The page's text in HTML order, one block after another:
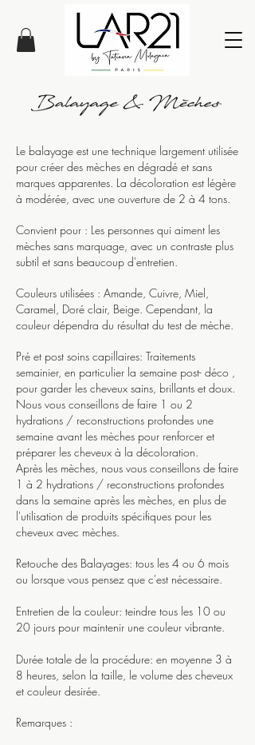
Le balayage est une technique largement utilisée
pour créer des mèches en dégradé et sans
marques apparentes. La décoloration est légère
à modérée, avec une ouverture de 2 à 4 tons.
Convient pour : Les personnes qui aiment les
mèches sans marquage, avec un contraste plus
subtil et sans beaucoup d'entretien.
Couleurs utilisées : Amande, Cuivre, Miel,
Caramel, Doré clair, Beige. Cependant, la
couleur dépendra du résultat du test de mèche.
Pré et post soins capillaires: Traitements
semainier, en particulier la semaine post- déco ,
pour garder les cheveux sains, brillants et doux.
Nous vous conseillons de faire 1 ou 2
hydrations / reconstructions profondes une
semaine avant les mèches pour renforcer et
préparer les cheveux à la décoloration.
Après les mèches, nous vous conseillons de faire
1 à 2 hydrations / reconstructions profondes
dans la semaine après les mèches, en plus de
l'utilisation de produits spécifiques pour les
cheveux avec mèches.
Retouche des Balayages: tous les 4 ou 6 mois
ou lorsque vous pensez que c'est nécessaire.
Entretien de la couleur: teindre tous les 10 ou
20 jours pour maintenir une couleur vibrante.
Durée totale de la procédure: en moyenne 3 à
8 heures, selon la taille, le volume des cheveux
et couleur desirée.
Remarques :